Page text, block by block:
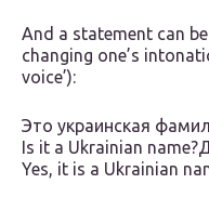
And a statement can
changing one’s
voice’):
Это украинская
Is it a Ukrainian
Yes, it is a Ukrainian